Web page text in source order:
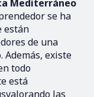
Mediterráneo
se ha
están
de una
Además, existe
todo
está
las